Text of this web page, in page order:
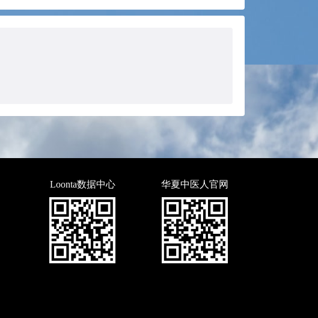
Loonta数据中心 华夏中医人官网